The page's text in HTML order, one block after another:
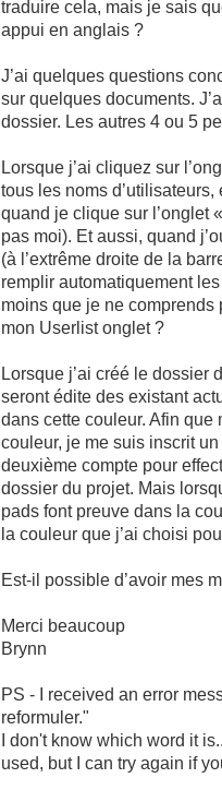
traduire cela, mais je sais
appui en anglais ?
J’ai quelques questions
sur quelques documents.
dossier. Les autres 4 ou 5
Lorsque j’ai cliquez sur
tous les noms
quand je clique sur l’onglet
pas moi). Et aussi, quand
(à l’extrême droite de la
remplir automatiquement
moins que je ne
mon Userlist onglet ?
Lorsque j’ai créé le dossier
seront édite des existant
dans cette couleur. Afin
couleur, je me suis inscrit
deuxième compte pour
dossier du projet. Mais
pads font preuve dans la
la couleur que j’ai choisi
Est-il possible d’avoir mes
Merci beaucoup
Brynn
PS - I received an error
reformuler."
I don't know which word it
used, but I can try again if